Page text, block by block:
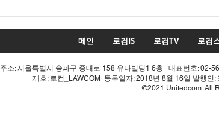
적 쇄신으론 어림없
메인 로컴IS 로컴TV 로컴
주소: 서울특별시 송파구 중대로 158 유나빌딩1 6층 대표번호:
제호: 로컴_LAWCOM 등록일자: 2018년 8월 16일 발행
©2021 Unitedcom. All